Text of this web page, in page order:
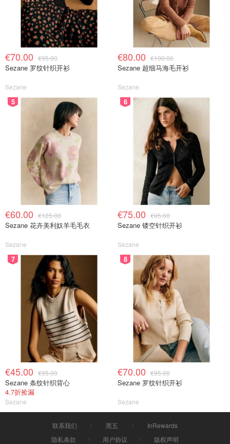
€70.00 €95.00
Sezane 罗纹针织开衫
Sezane
€80.00 €100.00
Sezane 超细马海毛开衫
Sezane
5
€60.00 €125.00
Sezane 花卉美利奴羊毛毛衣
Sezane
6
€75.00 €95.00
Sezane 镂空针织开衫
Sezane
7
€45.00 €95.00
Sezane 条纹针织背心
4.7折捡漏
Sezane
8
€70.00 €95.00
Sezane 罗纹针织开衫
Sezane
联系我们 黑五
InRewards
隐私条款
用户协议 版权声明